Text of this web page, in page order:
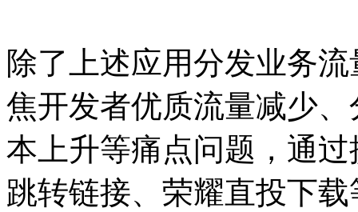
除了上述应用分发业务
焦开发者优质流量减少
本上升等痛点问题，通
跳转链接、荣耀直投下